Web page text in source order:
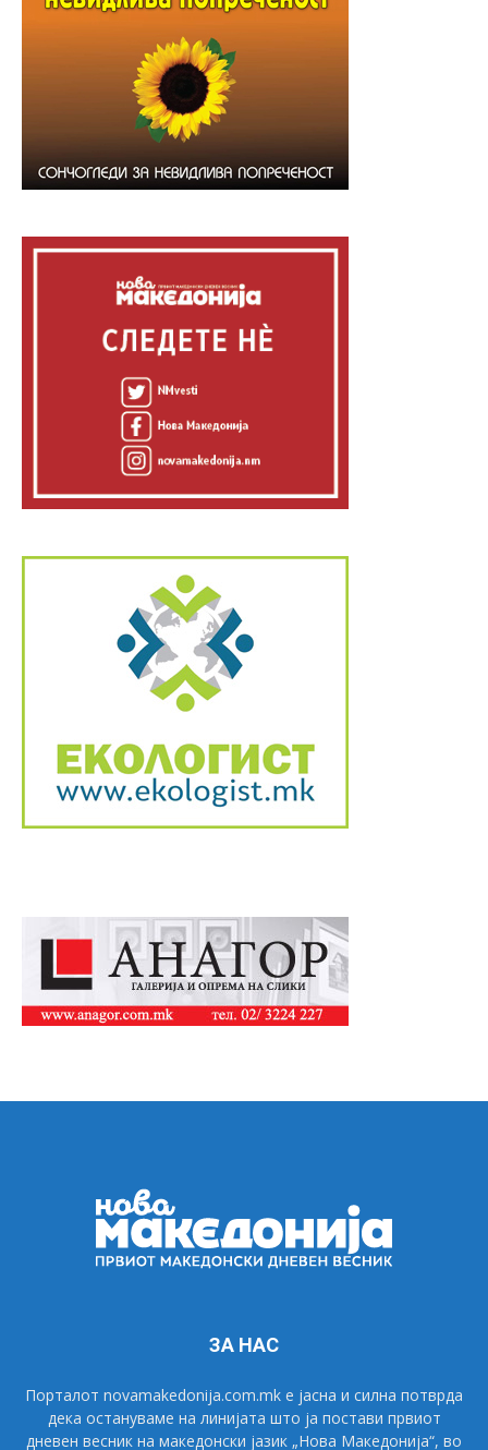
ЗА НАС
Порталот novamakedonija.com.mk е јасна и силна потврда
дека остануваме на линијата што ја постави првиот
дневен весник на македонски јазик „Нова Македонија“, во